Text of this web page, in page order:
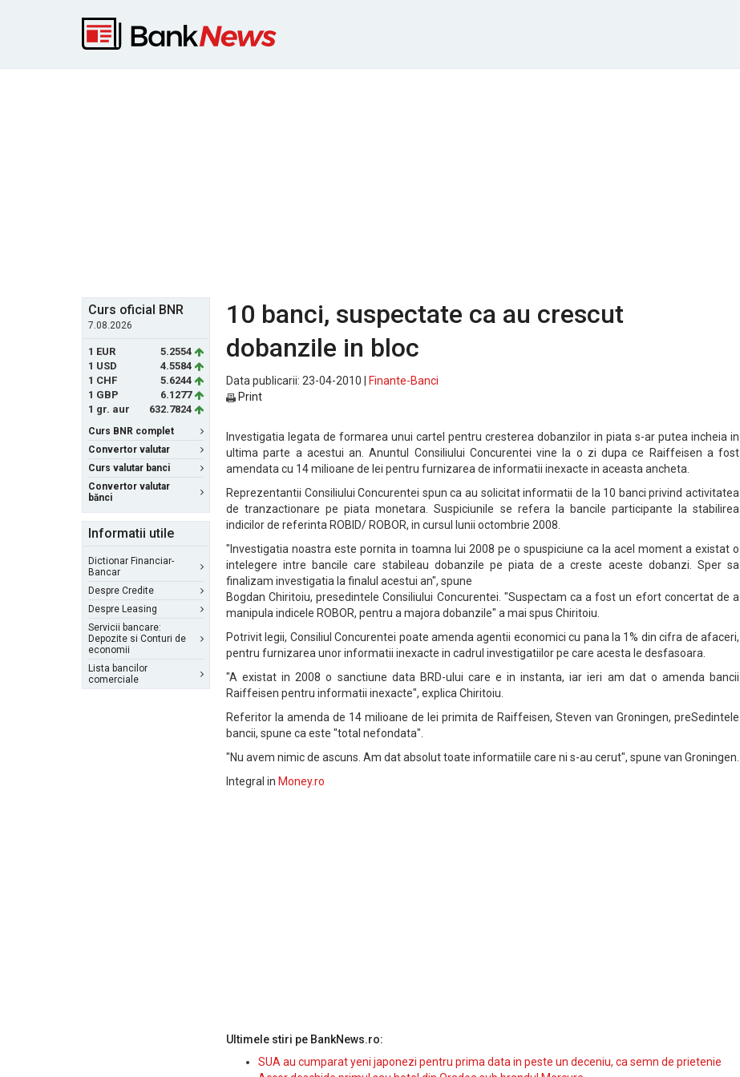
Curs oficial BNR
7.08.2026
1 EUR
5.2554
1 USD
4.5584
1 CHF
5.6244
1 GBP
6.1277
1 gr. aur
632.7824
Curs BNR complet
Convertor valutar
Curs valutar banci
Convertor valutar
bănci
Informatii utile
Dictionar Financiar-
Bancar
Despre Credite
Despre Leasing
Servicii bancare:
Depozite si Conturi de
economii
Lista bancilor
comerciale
10 banci, suspectate ca au crescut
dobanzile in bloc
Data publicarii: 23-04-2010 |
Finante-Banci
Print
Investigatia legata de formarea unui cartel pentru cresterea dobanzilor in piata s-ar putea incheia in
ultima parte a acestui an. Anuntul Consiliului Concurentei vine la o zi dupa ce Raiffeisen a fost
amendata cu 14 milioane de lei pentru furnizarea de informatii inexacte in aceasta ancheta.
Reprezentantii Consiliului Concurentei spun ca au solicitat informatii de la 10 banci privind activitatea
de tranzactionare pe piata monetara. Suspiciunile se refera la bancile participante la stabilirea
indicilor de referinta ROBID/ ROBOR, in cursul lunii octombrie 2008.
"Investigatia noastra este pornita in toamna lui 2008 pe o spuspiciune ca la acel moment a existat o
intelegere intre bancile care stabileau dobanzile pe piata de a creste aceste dobanzi. Sper sa
finalizam investigatia la finalul acestui an", spune
Bogdan Chiritoiu, presedintele Consiliului Concurentei. "Suspectam ca a fost un efort concertat de a
manipula indicele ROBOR, pentru a majora dobanzile" a mai spus Chiritoiu.
Potrivit legii, Consiliul Concurentei poate amenda agentii economici cu pana la 1% din cifra de afaceri,
pentru furnizarea unor informatii inexacte in cadrul investigatiilor pe care acesta le desfasoara.
"A existat in 2008 o sanctiune data BRD-ului care e in instanta, iar ieri am dat o amenda bancii
Raiffeisen pentru informatii inexacte", explica Chiritoiu.
Referitor la amenda de 14 milioane de lei primita de Raiffeisen, Steven van Groningen, preSedintele
bancii, spune ca este "total nefondata".
"Nu avem nimic de ascuns. Am dat absolut toate informatiile care ni s-au cerut", spune van Groningen.
Integral in Money.ro
Ultimele stiri pe BankNews.ro:
SUA au cumparat yeni japonezi pentru prima data in peste un deceniu, ca semn de prietenie